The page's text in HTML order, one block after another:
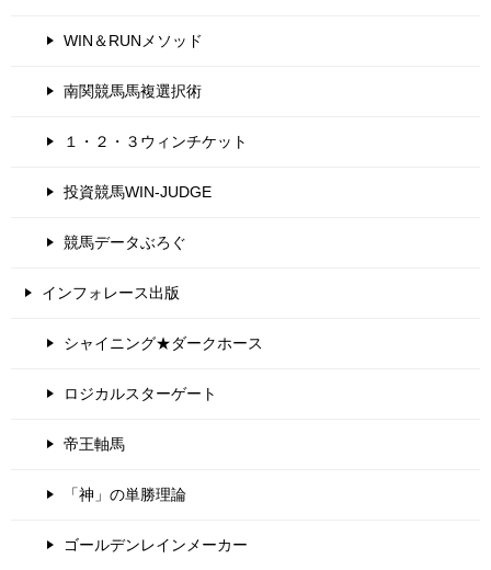
WIN＆RUNメソッド
南関競馬馬複選択術
１・２・３ウィンチケット
投資競馬WIN-JUDGE
競馬データぶろぐ
インフォレース出版
シャイニング★ダークホース
ロジカルスターゲート
帝王軸馬
「神」の単勝理論
ゴールデンレインメーカー